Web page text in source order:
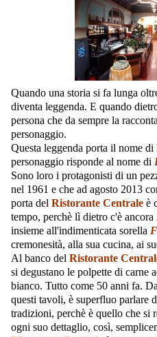
Quando una storia si fa lunga
diventa leggenda. E quando
persona che da sempre la
personaggio.
Questa leggenda porta il nome di
personaggio risponde al nome di
Sono loro i protagonisti di un
nel 1961 e che ad agosto 2013
porta del Ristorante Centrale è
tempo, perchè lì dietro c'è ancora
insieme all'indimenticata sorella
cremonesità, alla sua cucina, ai
Al banco del Ristorante
si degustano le polpette di carne
bianco. Tutto come 50 anni fa.
questi tavoli, è superfluo parlare
tradizioni, perchè è quello che si
ogni suo dettaglio, così,